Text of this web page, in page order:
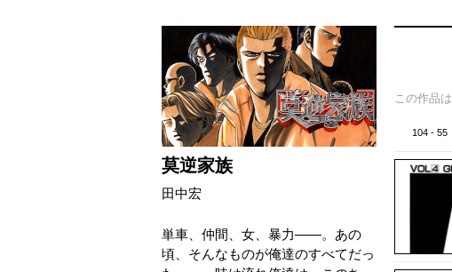
莫逆家族
田中宏
単車、仲間、女、暴力――。あの
頃、そんなものが俺達のすべてだっ
この作品は
104 - 55